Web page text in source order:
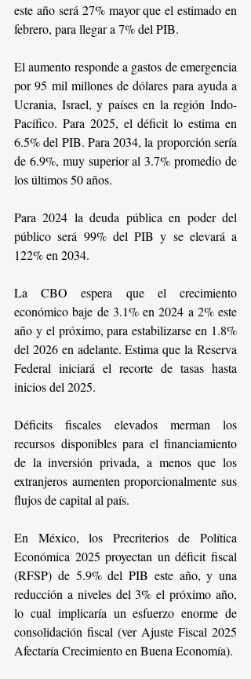
este año será 27% mayor que el estimado en
febrero, para llegar a 7% del PIB.
El aumento responde a gastos de emergencia
por 95 mil millones de dólares para ayuda a
Ucrania, Israel, y países en la región Indo-
Pacífico. Para 2025, el déficit lo estima en
6.5% del PIB. Para 2034, la proporción sería
de 6.9%, muy superior al 3.7% promedio de
los últimos 50 años.
Para 2024 la deuda pública en poder del
público será 99% del PIB y se elevará a
122% en 2034.
La CBO espera que el crecimiento
económico baje de 3.1% en 2024 a 2% este
año y el próximo, para estabilizarse en 1.8%
del 2026 en adelante. Estima que la Reserva
Federal iniciará el recorte de tasas hasta
inicios del 2025.
Déficits fiscales elevados merman los
recursos disponibles para el financiamiento
de la inversión privada, a menos que los
extranjeros aumenten proporcionalmente sus
flujos de capital al país.
En México, los Precriterios de Política
Económica 2025 proyectan un déficit fiscal
(RFSP) de 5.9% del PIB este año, y una
reducción a niveles del 3% el próximo año,
lo cual implicaría un esfuerzo enorme de
consolidación fiscal (ver Ajuste Fiscal 2025
Afectaría Crecimiento en Buena Economía).